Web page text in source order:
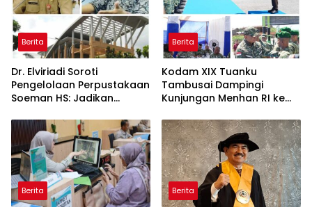
Berita
Dr. Elviriadi Soroti
Pengelolaan Perpustakaan
Soeman HS: Jadikan
Kawah Candradimuka
Intelektual
Berita
Kodam XIX Tuanku
Tambusai Dampingi
Kunjungan Menhan RI ke
Perkuat Pembangunan
Satuan
Berita Berita